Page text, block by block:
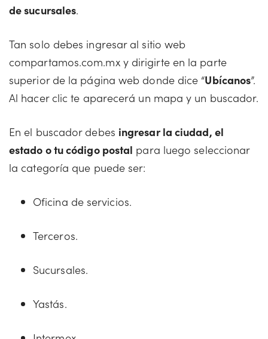
de sucursales.
Tan solo debes ingresar al sitio web
compartamos.com.mx y dirigirte en la parte
superior de la página web donde dice “Ubícanos”.
Al hacer clic te aparecerá un mapa y un buscador.
En el buscador debes ingresar la ciudad, el
estado o tu código postal para luego seleccionar
la categoría que puede ser:
Oficina de servicios.
Terceros.
Sucursales.
Yastás.